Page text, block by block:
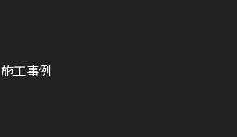
施工事例